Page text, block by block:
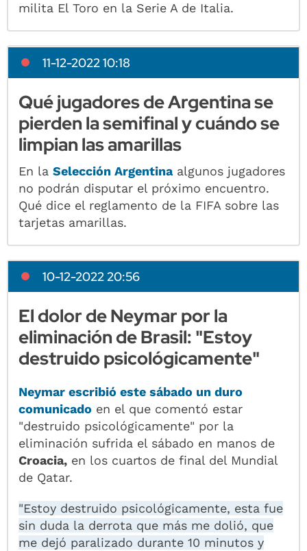
milita El Toro en la Serie A de Italia.
11-12-2022 10:18
Qué jugadores de Argentina se
pierden la semifinal y cuándo se
limpian las amarillas
En laSelección Argentinaalgunos jugadores
no podrán disputar el próximo encuentro.
Qué dice el reglamento de la FIFA sobre las
tarjetas amarillas.
10-12-2022 20:56
El dolor de Neymar por la
eliminación de Brasil: "Estoy
destruido psicológicamente"
Neymar escribió este sábado un duro
comunicado en el que comentó estar
"destruido psicológicamente" por la
eliminación sufrida el sábado en manos de
Croacia, en los cuartos de final del Mundial
de Qatar.
"Estoy destruido psicológicamente, esta fue
sin duda la derrota que más me dolió, que
me dejó paralizado durante 10 minutos y